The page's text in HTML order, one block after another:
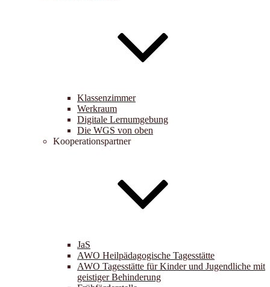
Klassenzimmer
Werkraum
Digitale Lernumgebung
Die WGS von oben
Kooperationspartner
JaS
AWO Heilpädagogische Tagesstätte
AWO Tagesstätte für Kinder und Jugendliche mit
geistiger Behinderung